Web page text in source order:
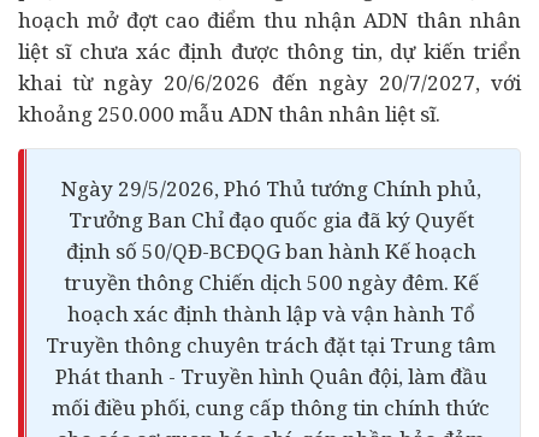
hoạch mở đợt cao điểm thu nhận ADN thân nhân
liệt sĩ chưa xác định được thông tin, dự kiến triển
khai từ ngày 20/6/2026 đến ngày 20/7/2027, với
khoảng 250.000 mẫu ADN thân nhân liệt sĩ.
Ngày 29/5/2026, Phó Thủ tướng Chính phủ,
Trưởng Ban Chỉ đạo quốc gia đã ký Quyết
định số 50/QĐ-BCĐQG ban hành Kế hoạch
truyền thông Chiến dịch 500 ngày đêm. Kế
hoạch xác định thành lập và vận hành Tổ
Truyền thông chuyên trách đặt tại Trung tâm
Phát thanh - Truyền hình Quân đội, làm đầu
mối điều phối, cung cấp thông tin chính thức